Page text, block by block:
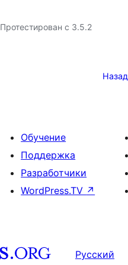
Протестирован с 3.5.2
Назад
Обучение
Поддержка
Разработчики
WordPress.TV ↗
Русский